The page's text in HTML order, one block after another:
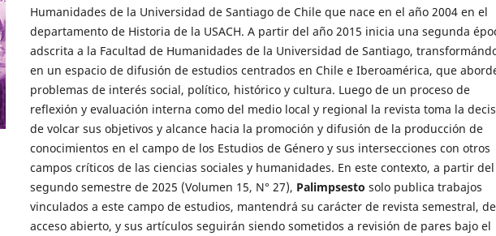
Humanidades de la Universidad de Santiago de Chile que nace en el año 2004 en el
departamento de Historia de la USACH. A partir del año 2015 inicia una segunda
adscrita a la Facultad de Humanidades de la Universidad de Santiago,
en un espacio de difusión de estudios centrados en Chile e Iberoamérica, que
problemas de interés social, político, histórico y cultura. Luego de un proceso de
reflexión y evaluación interna como del medio local y regional la revista toma la
de volcar sus objetivos y alcance hacia la promoción y difusión de la producción de
conocimientos en el campo de los Estudios de Género y sus intersecciones con otros
campos críticos de las ciencias sociales y humanidades. En este contexto, a partir del
segundo semestre de 2025 (Volumen 15, N° 27), Palimpsesto solo publica trabajos
vinculados a este campo de estudios, mantendrá su carácter de revista semestral, de
acceso abierto, y sus artículos seguirán siendo sometidos a revisión de pares bajo el